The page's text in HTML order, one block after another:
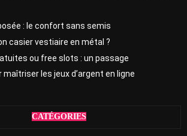
: le confort sans semis
casier vestiaire en métal ?
ou free slots : un passage
les jeux d’argent en ligne
CATÉGORIES